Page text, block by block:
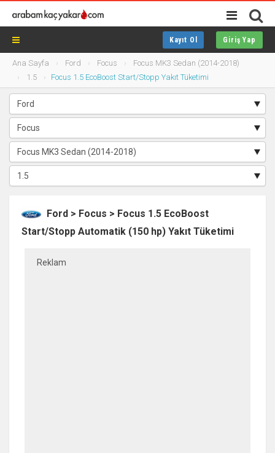
Kayıt Ol Giriş Yap
Ana Sayfa Ford Focus
Focus MK3 Sedan (2014-2018)
1.5
Focus 1.5 EcoBoost Start/Stopp Yakıt Tüketimi
Ford > Focus > Focus 1.5 EcoBoost
Start/Stopp Automatik (150 hp) Yakıt Tüketimi
Reklam